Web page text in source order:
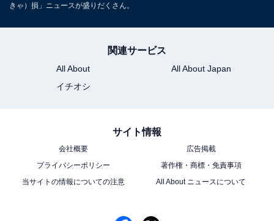
きゃ）損」ニュースが盛りだくさん。
関連サービス
All About
All About Japan
イチオシ
サイト情報
会社概要
広告掲載
プライバシーポリシー
著作権・商標・免責事項
当サイトの情報についての注意
All About ニュースについて